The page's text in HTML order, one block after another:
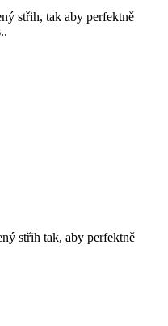
střih, tak aby perfektně
střih tak, aby perfektně